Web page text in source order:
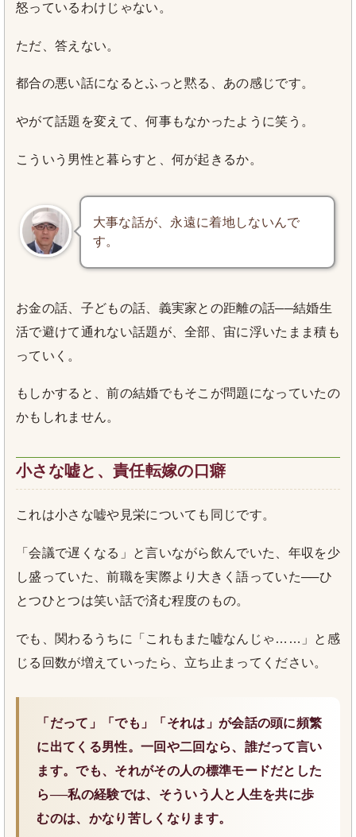
怒っているわけじゃない。
ただ、答えない。
都合の悪い話になるとふっと黙る、あの感じです。
やがて話題を変えて、何事もなかったように笑う。
こういう男性と暮らすと、何が起きるか。
大事な話が、永遠に着地しないんで
す。
お金の話、子どもの話、義実家との距離の話──結婚生
活で避けて通れない話題が、全部、宙に浮いたまま積も
っていく。
もしかすると、前の結婚でもそこが問題になっていたの
かもしれません。
小さな嘘と、責任転嫁の口癖
これは小さな嘘や見栄についても同じです。
「会議で遅くなる」と言いながら飲んでいた、年収を少
し盛っていた、前職を実際より大きく語っていた──ひ
とつひとつは笑い話で済む程度のもの。
でも、関わるうちに「これもまた嘘なんじゃ……」と感
じる回数が増えていったら、立ち止まってください。
「だって」「でも」「それは」が会話の頭に頻繁
に出てくる男性。一回や二回なら、誰だって言い
ます。でも、それがその人の標準モードだとした
ら──私の経験では、そういう人と人生を共に歩
むのは、かなり苦しくなります。